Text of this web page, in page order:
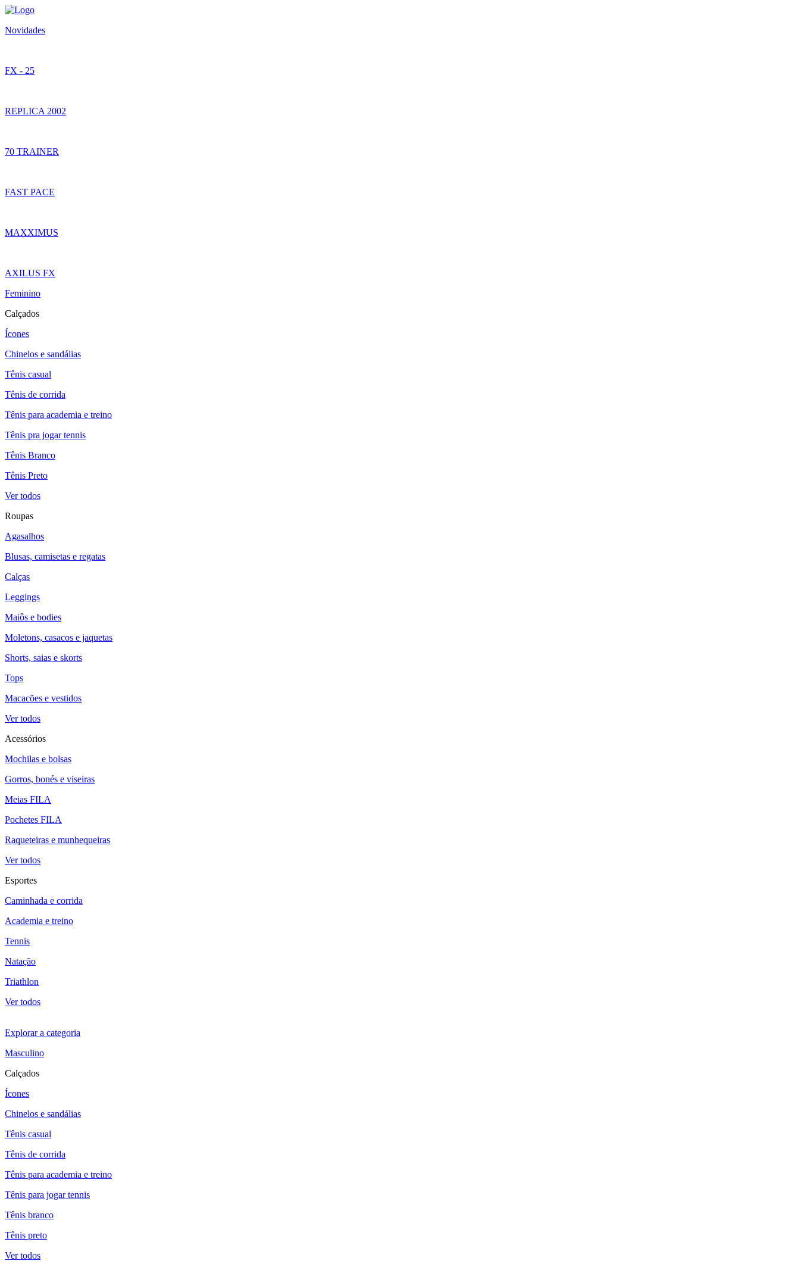
Novidades
FX - 25
REPLICA 2002
70 TRAINER
FAST PACE
MAXXIMUS
AXILUS FX
Feminino
Calçados
Ícones
Chinelos e sandálias
Tênis casual
Tênis de corrida
Tênis para academia e treino
Tênis pra jogar tennis
Tênis Branco
Tênis Preto
Ver todos
Roupas
Agasalhos
Blusas, camisetas e regatas
Calças
Leggings
Maiôs e bodies
Moletons, casacos e jaquetas
Shorts, saias e skorts
Tops
Macacões e vestidos
Ver todos
Acessórios
Mochilas e bolsas
Gorros, bonés e viseiras
Meias FILA
Pochetes FILA
Raqueteiras e munhequeiras
Ver todos
Esportes
Caminhada e corrida
Academia e treino
Tennis
Natação
Triathlon
Ver todos
Explorar a categoria
Masculino
Calçados
Ícones
Chinelos e sandálias
Tênis casual
Tênis de corrida
Tênis para academia e treino
Tênis para jogar tennis
Tênis branco
Tênis preto
Ver todos